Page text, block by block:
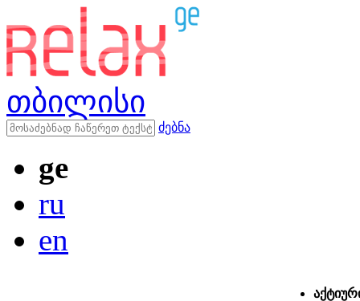
თბილისი
ძებნა
ge
ru
en